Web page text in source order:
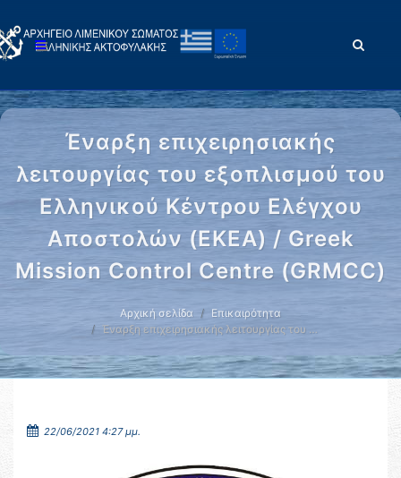
Έναρξη επιχειρησιακής
λειτουργίας του εξοπλισμού του
Ελληνικού Κέντρου Ελέγχου
Αποστολών (ΕΚΕΑ) / Greek
Mission Control Centre (GRMCC)
Αρχική σελίδα
Επικαιρότητα
Έναρξη επιχειρησιακής λειτουργίας του …
22/06/2021 4:27 μμ.